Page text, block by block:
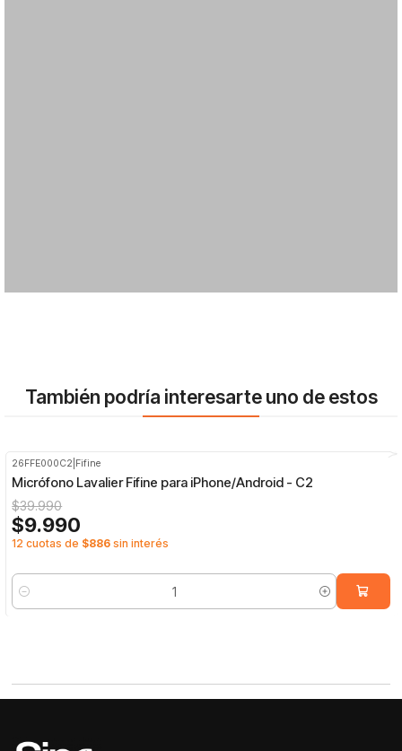
También podría interesarte uno de estos
26FFE000C2 Fifine
Micrófono Lavalier Fifine para iPhone/Android - C2
$39.990
$9.990
12 cuotas de $886 sin interés
Cantidad